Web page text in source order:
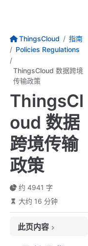
ThingsCloud
指南
Policies Regulations
ThingsCloud 数据跨境
传输政策
ThingsCl
oud 数据
跨境传输
政策
约 4941 字
大约 16 分钟
此页内容
一、政策概述